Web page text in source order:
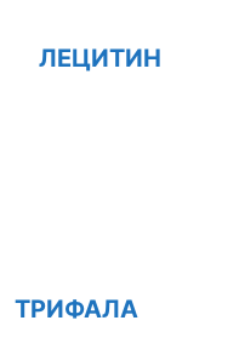
ЛЕЦИТИН
ТРИФАЛА